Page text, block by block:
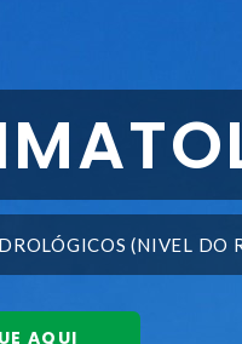
(NIVEL DO
AQUI